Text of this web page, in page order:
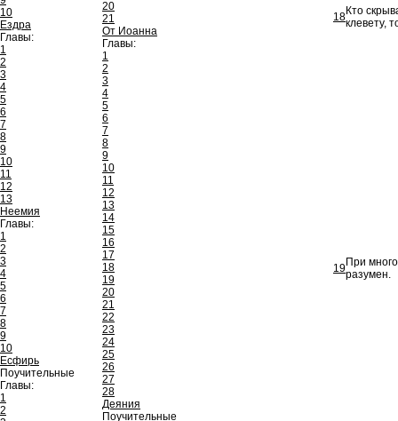
10
Ездра
Главы:
1
2
3
4
5
6
7
8
9
10
11
12
13
Неемия
Главы:
1
2
3
4
5
6
7
8
9
10
Есфирь
Поучительные
Главы:
1
2
20
21
От Иоанна
Главы:
1
2
3
4
5
6
7
8
9
10
11
12
13
14
15
16
17
18
19
20
21
22
23
24
25
26
27
28
Деяния
Поучительные
18Кто
клевету,
19При
разумен.